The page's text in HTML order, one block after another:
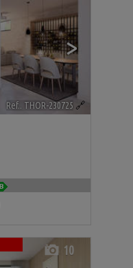
>
Ref.. THOR-230725 🔗
10